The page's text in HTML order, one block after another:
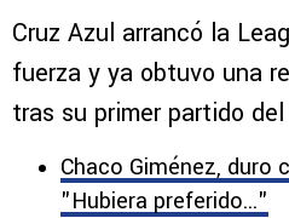
Cruz Azul arrancó la
fuerza y ya obtuvo una
tras su primer partido
Chaco Giménez, duro
"Hubiera preferido..."